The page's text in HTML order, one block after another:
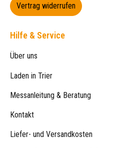
Vertrag widerrufen
Hilfe & Service
Über uns
Laden in Trier
Messanleitung & Beratung
Kontakt
Liefer- und Versandkosten